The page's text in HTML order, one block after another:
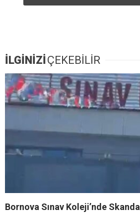
İLGİNİZİÇEKEBİLİR
Bornova Sınav Koleji’nde